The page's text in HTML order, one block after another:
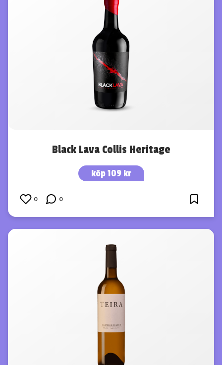
Black Lava Collis Heritage
köp 109 kr
0 0